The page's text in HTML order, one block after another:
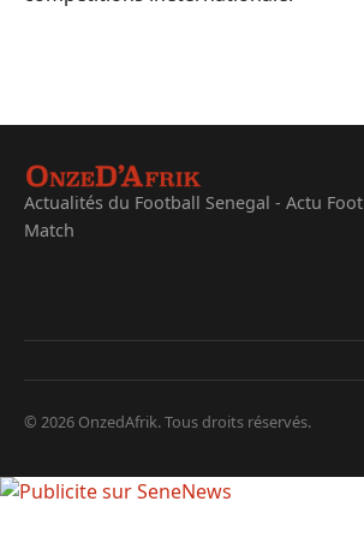
Actualités du Football Senegal - Actu Foot
Match
© 2026 OnzedAfrik. Tous droits réservés.